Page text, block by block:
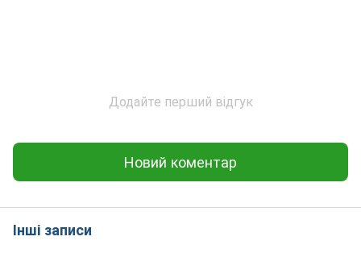
Додайте перший відгук
Новий коментар
Інші записи